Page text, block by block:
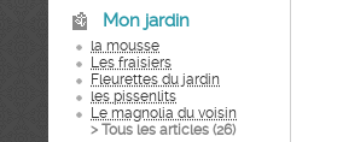
Mon jardin
la mousse
Les fraisiers
Fleurettes du jardin
les pissenlits
Le magnolia du voisin
> Tous les articles (26)